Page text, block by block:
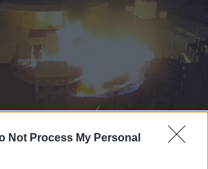
Not Process My Personal